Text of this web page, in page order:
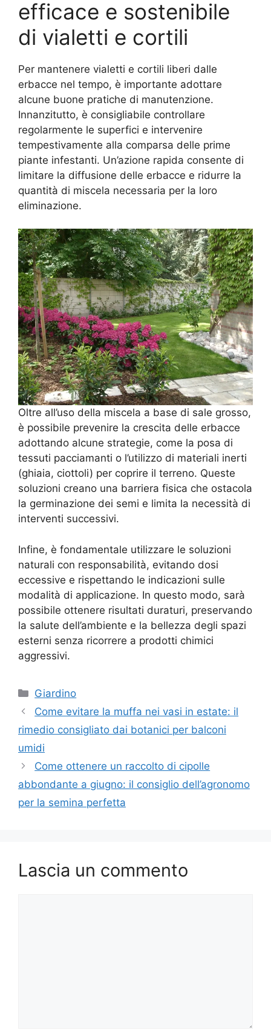
efficace e sostenibile
di vialetti e cortili
Per mantenere vialetti e cortili liberi dalle
erbacce nel tempo, è importante adottare
alcune buone pratiche di manutenzione.
Innanzitutto, è consigliabile controllare
regolarmente le superfici e intervenire
tempestivamente alla comparsa delle prime
piante infestanti. Un’azione rapida consente di
limitare la diffusione delle erbacce e ridurre la
quantità di miscela necessaria per la loro
eliminazione.
Oltre all’uso della miscela a base di sale grosso,
è possibile prevenire la crescita delle erbacce
adottando alcune strategie, come la posa di
tessuti pacciamanti o l’utilizzo di materiali inerti
(ghiaia, ciottoli) per coprire il terreno. Queste
soluzioni creano una barriera fisica che ostacola
la germinazione dei semi e limita la necessità di
interventi successivi.
Infine, è fondamentale utilizzare le soluzioni
naturali con responsabilità, evitando dosi
eccessive e rispettando le indicazioni sulle
modalità di applicazione. In questo modo, sarà
possibile ottenere risultati duraturi, preservando
la salute dell’ambiente e la bellezza degli spazi
esterni senza ricorrere a prodotti chimici
aggressivi.
Categorie
Giardino
Come evitare la muffa nei vasi in estate: il
rimedio consigliato dai botanici per balconi
umidi
Come ottenere un raccolto di cipolle
abbondante a giugno: il consiglio dell’agronomo
per la semina perfetta
Lascia un commento